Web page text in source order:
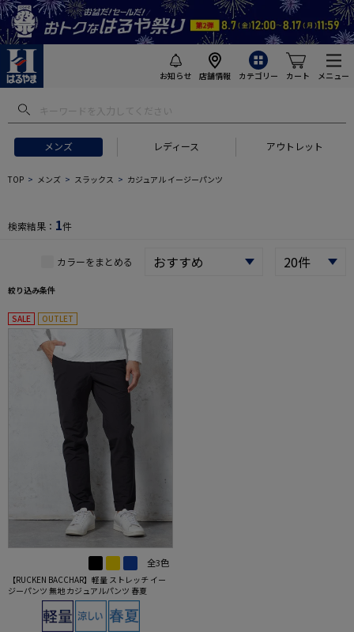
お知らせ 店舗情報 カテゴリー カート メニュー
メンズ レディース アウトレット
フトにおすすめ #セットアップ スーツ
TOP メンズ スラックス カジュアル イージーパンツ
検索結果： 1件
カラーをまとめる
絞り込み条件
SALE OUTLET
全3色
【RUCKEN BACCHAR】軽量 ストレッチ イー
ジーパンツ 無地 カジュアルパンツ 春夏